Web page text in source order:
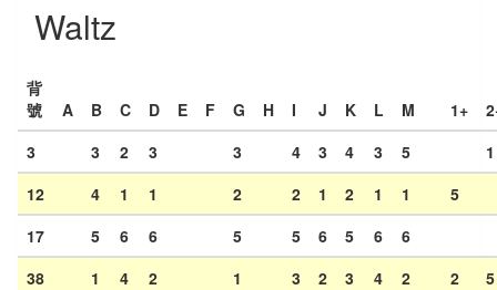
Waltz
背
號
A B C D E F G H I J K L M 1+
3
3 2 3 3 4 3 4 3 5
1
12
4 1 1 2 2 1 2 1 1
5
17
5 6 6 5 5 6 5 6
6
38
1 4 2 1 3 2 3 4 2 2
5